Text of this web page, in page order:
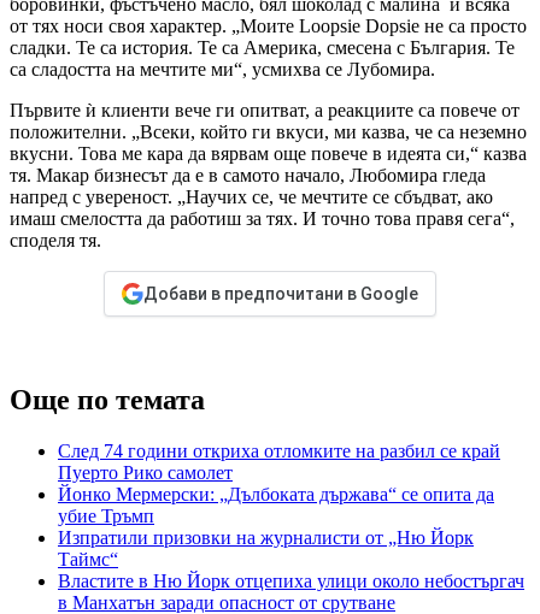
от тях носи своя характер. „Моите Loopsie Dopsie не са просто
сладки. Те са история. Те са Америка, смесена с България. Те
са сладостта на мечтите ми“, усмихва се Лубомира.
Първите ѝ клиенти вече ги опитват, а реакциите са повече от
положителни. „Всеки, който ги вкуси, ми казва, че са неземно
вкусни. Това ме кара да вярвам още повече в идеята си,“ казва
тя. Макар бизнесът да е в самото начало, Любомира гледа
напред с увереност. „Научих се, че мечтите се сбъдват, ако
имаш смелостта да работиш за тях. И точно това правя сега“,
споделя тя.
Добави в предпочитани в Google
Още по темата
След 74 години откриха отломките на разбил се край
Пуерто Рико самолет
Йонко Мермерски: „Дълбоката държава“ се опита да
убие Тръмп
Изпратили призовки на журналисти от „Ню Йорк
Таймс“
Властите в Ню Йорк отцепиха улици около небостъргач
в Манхатън заради опасност от срутване